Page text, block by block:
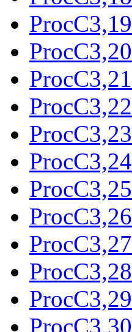
ProcC3,19
ProcC3,20
ProcC3,21
ProcC3,22
ProcC3,23
ProcC3,24
ProcC3,25
ProcC3,26
ProcC3,27
ProcC3,28
ProcC3,29
ProcC3,30